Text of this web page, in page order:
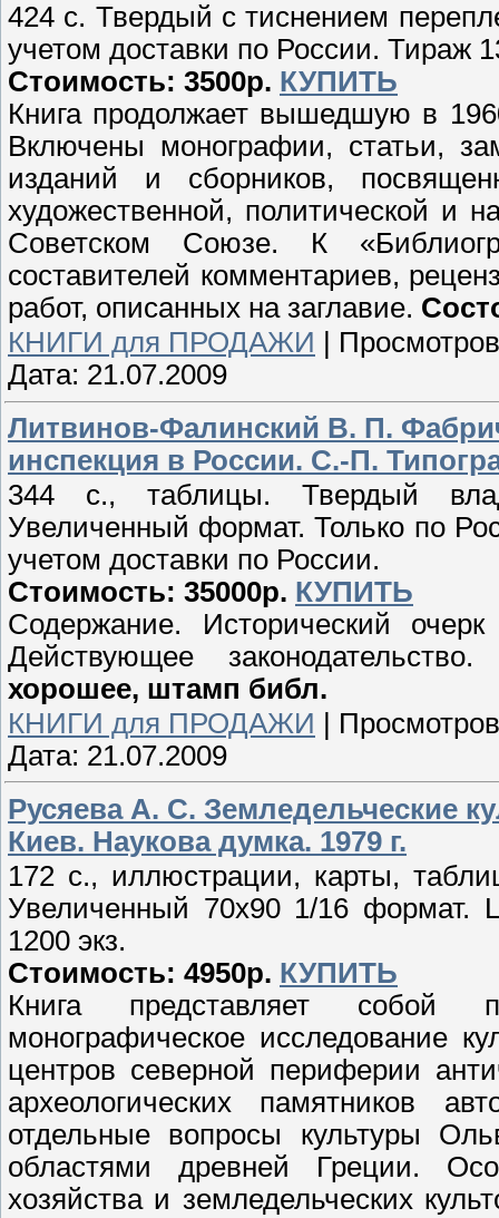
424 с. Твердый с тиснением
учетом доставки по России. Тираж
Стоимость: 3500р. КУПИТЬ
Книга продолжает вышедшую в
Включены монографии, статьи,
изданий и сборников,
художественной, политической и
Советском Союзе. К
составителей комментариев,
работ, описанных на заглавие.
КНИГИ для ПРОДАЖИ
Дата: 21.07.2009
Литвинов-Фалинский В. П.
инспекция в России. С.-П.
344 с., таблицы. Твердый
Увеличенный формат. Только по
учетом доставки по России.
Стоимость: 35000р. КУПИТЬ
Содержание. Исторический
Действующее
хорошее, штамп библ.
КНИГИ для ПРОДАЖИ
Дата: 21.07.2009
Русяева А. С. Земледельческие
Киев. Наукова думка. 1979 г.
172 с., иллюстрации, карты,
Увеличенный 70х90 1/16 формат.
1200 экз.
Стоимость: 4950р. КУПИТЬ
Книга представляет собой
монографическое исследование
центров северной периферии
археологических памятников
отдельные вопросы культуры
областями древней Греции.
хозяйства и земледельческих